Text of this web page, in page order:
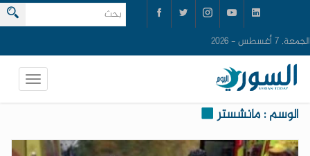
الجمعة, 7 أغسطس - 2026
الوسم : مانشستر